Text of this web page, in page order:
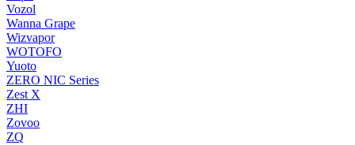
Vozol
Wanna Grape
Wizvapor
WOTOFO
Yuoto
ZERO NIC Series
Zest X
ZHI
Zovoo
ZQ